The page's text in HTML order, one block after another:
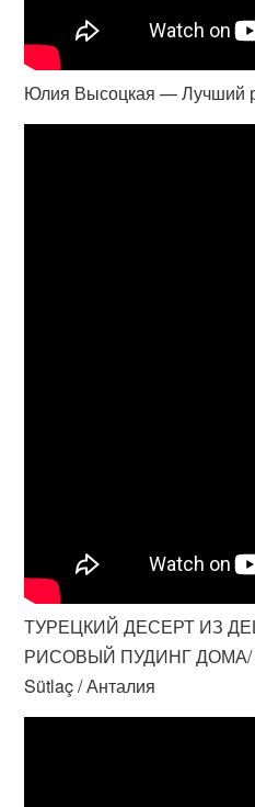
Юлия Высоцкая — Лучший
ТУРЕЦКИЙ ДЕСЕРТ ИЗ
РИСОВЫЙ ПУДИНГ ДОМА/
Sütlaç / Анталия